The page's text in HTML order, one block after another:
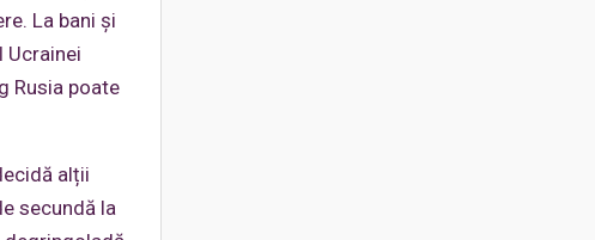
La bani și
Ucrainei
Rusia poate
alții
secundă la